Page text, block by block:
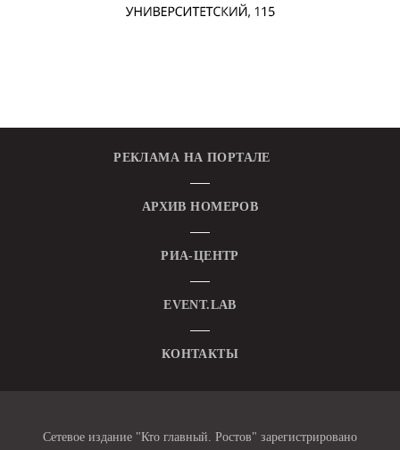
РЕКЛАМА НА ПОРТАЛЕ
АРХИВ НОМЕРОВ
РИА-ЦЕНТР
EVENT.LAB
КОНТАКТЫ
Сетевое издание "Кто главный. Ростов" зарегистрировано